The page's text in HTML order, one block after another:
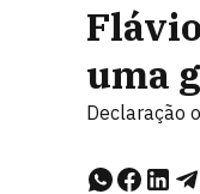
uma
Declaração